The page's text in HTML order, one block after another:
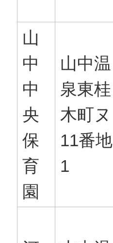
山
中
中
央
保
育
園
山中温
泉東桂
木町ヌ
11番地
1